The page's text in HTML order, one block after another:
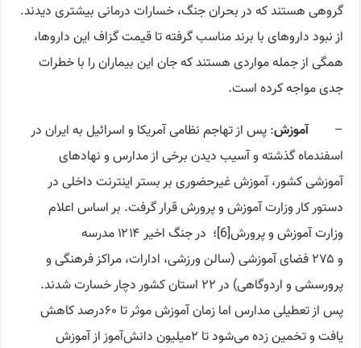
گروهی هستند که در بحران جنگ، خسارات درمانی بیشتری دیدند.
از نبود دارو‌های با برند مناسب گرفته تا قیمت گزاف این دارو‌ها،
همگی از جمله مواردی هستند که جان این بیماران را با خطرات
جدی مواجه کرده است.
–آموزش: پس از تهاجم نظامی آمریکا و اسرائیل به ایران در
اسفندماه گذشته و آسیب دیدن برخی از مدارس و نهادهای
آموزشی کشور، آموزش غیرحضوری بر بستر اینترنت داخلی در
دستور کار وزارت آموزش و پرورش قرار گرفت. بر اساس اعلام
وزارت آموزش و پرورش[6]؛ در جنگ اخیر ۱۲۱۴ مدرسه
و ۲۷۵ فضای آموزشی (سالن ورزشی، ادارات، مراکز فرهنگی و
پرورسشی و اردوگاهی) در ۲۲ استان کشور دچار خسارت شدند.
پس‌ از تعطیلی مدارس اما زمان آموزش موثر تا ۶۰درصد کاهش
یافت و تخمین زده می‌شود تا ۲‌میلیون دانش‌آموز از آموزش